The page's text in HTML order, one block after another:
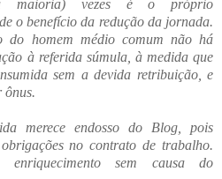
maioria) vezes é o próprio
o benefício da redução da jornada.
do homem médio comum não há
à referida súmula, à medida que
sem a devida retribuição, e
ônus.
merece endosso do Blog, pois
no contrato de trabalho.
enriquecimento sem causa do